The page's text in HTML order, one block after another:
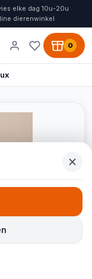
elke dag 10u-20u
dierenwinkel
0